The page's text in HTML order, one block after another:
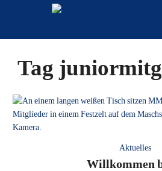
Tag
Aktuelles
Willkommen